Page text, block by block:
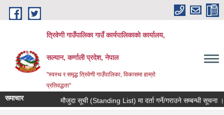
Skip to main content
त्रिवेणी गाउँपालिका गाउँ कार्यपालिकाकाे कार्यालय,
सल्यान, कर्णाली प्रदेश, नेपाल
"स्वस्थ र समृद्ध त्रिवेणी गाउँपालिका, विकासमा हाम्राे
प्रतिवद्धता"
समाचार मौजुदा सूची (Standing List) मा दर्ता गर्ने/गराउने सम्बन्धी सूचना